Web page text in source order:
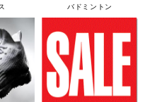
バドミントン